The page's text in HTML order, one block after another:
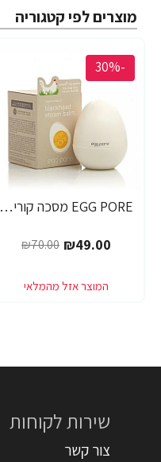
מוצרים לפי קטגוריה
-30%
EGG PORE מסכה קוריאנית לניקוי ראשים שחורים 30 גרם - מבית Tony Moly
₪49.00
₪70.00
שירות לקוחות
צור קשר